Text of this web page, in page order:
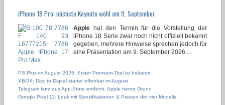
iPhone 18 Pro: nächste Keynote wohl am 9. September
Apple hat den Termin für die Vorstellung der
iPhone 18 Serie zwar noch nicht offiziell bekannt
gegeben, mehrere Hinweise sprechen jedoch für
eine Präsentation am 9. September 2026....
PS Plus im August 2026: Erster Premium-Titel ist bekannt
XBOX: Disc to Digital startet offenbar im August
Telegram kurz aus App-Store entfernt: Apple nennt Grund
Google Pixel 11: Leak mit Spezifikationen & Preisen der vier Modelle